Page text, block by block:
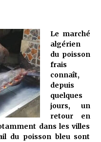
vais tomber ! »
Le marché
algérien
du poisson
frais
connaît,
depuis
quelques
jours, un
retour en
dans les villes
du poisson bleu sont